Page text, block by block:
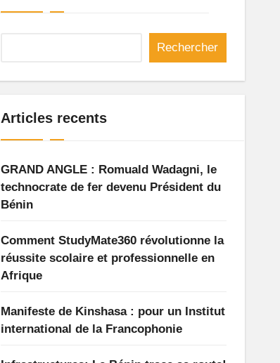
Rechercher
Articles recents
GRAND ANGLE : Romuald Wadagni, le
technocrate de fer devenu Président du
Bénin
Comment StudyMate360 révolutionne la
réussite scolaire et professionnelle en
Afrique
Manifeste de Kinshasa : pour un Institut
international de la Francophonie